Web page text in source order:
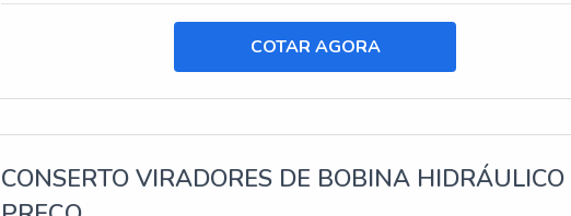
COTAR AGORA
CONSERTO VIRADORES DE BOBINA HIDRÁULICO